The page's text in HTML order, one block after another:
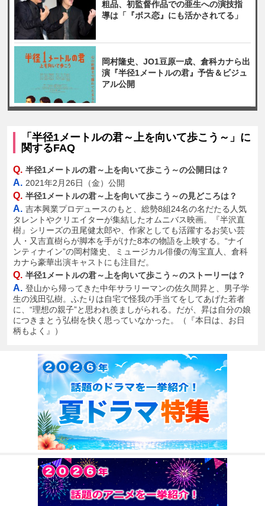
粗品、初監督作品での亜生への演技指
導は「『ボス恋』にも活かされてる」
岡村隆史、JO1豆原一成、倉科カナら出
演『半径1メートルの君』予告＆ビジュ
アル公開
「半径1メートルの君～上を向いて歩こう～」に
関するFAQ
Q. 半径1メートルの君～上を向いて歩こう～の公開日は？
A. 2021年2月26日（金）公開
Q. 半径1メートルの君～上を向いて歩こう～の見どころは？
A. 吉本興業プロデュースのもと、総勢8組24名の名だたる人気
タレントやクリエイターが集結したオムニバス映画。『半沢直
樹』シリーズの丑尾健太郎や、作家としても活躍するお笑い芸
人・又吉直樹らが脚本を手がけた8本の物語を上映する。“ナイ
ンティナイン”の岡村隆史、ミュージカル俳優の海宝直人、倉科
カナら豪華出演キャストにも注目だ。
Q. 半径1メートルの君～上を向いて歩こう～のストーリーは？
A. 登山から帰ってきた中年サラリーマンの佐久間昇と、男子学
生の浅田弘樹。ふたりは自宅で怪我の手当てをしてあげた若者
に、“理想の親子”と思われ羨ましがられる。だが、昇は自分の娘
につきまとう弘樹を快く思っていなかった。（『本日は、お日
柄もよく』）